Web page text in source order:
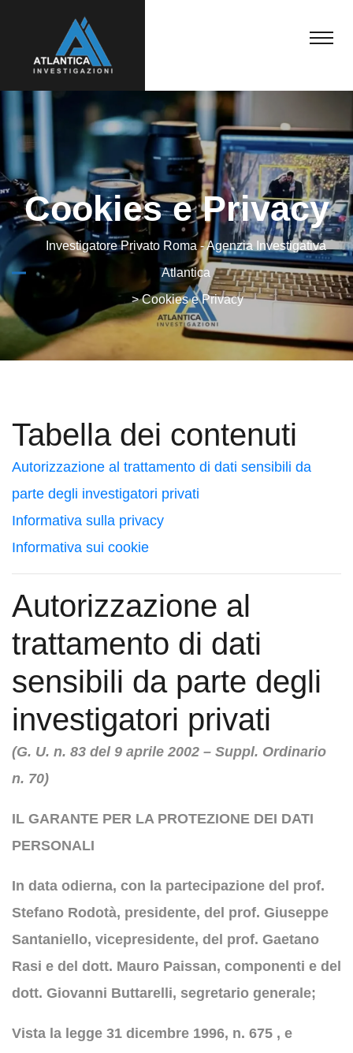
Cookies e Privacy
Investigatore Privato Roma - Agenzia Investigativa
Atlantica
>Cookies e Privacy
Tabella dei contenuti
Autorizzazione al trattamento di dati sensibili da
parte degli investigatori privati
Informativa sulla privacy
Informativa sui cookie
Autorizzazione al
trattamento di dati
sensibili da parte degli
investigatori privati
(G. U. n. 83 del 9 aprile 2002 – Suppl. Ordinario
n. 70)
IL GARANTE PER LA PROTEZIONE DEI DATI
PERSONALI
In data odierna, con la partecipazione del prof.
Stefano Rodotà, presidente, del prof. Giuseppe
Santaniello, vicepresidente, del prof. Gaetano
Rasi e del dott. Mauro Paissan, componenti e del
dott. Giovanni Buttarelli, segretario generale;
Vista la legge 31 dicembre 1996, n. 675 , e